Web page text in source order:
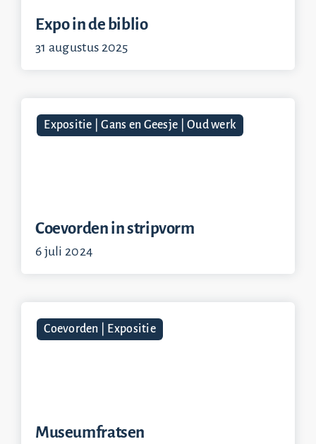
Expo in de biblio
31 augustus 2025
Expositie | Gans en Geesje | Oud werk
Coevorden in stripvorm
6 juli 2024
Coevorden | Expositie
Museumfratsen